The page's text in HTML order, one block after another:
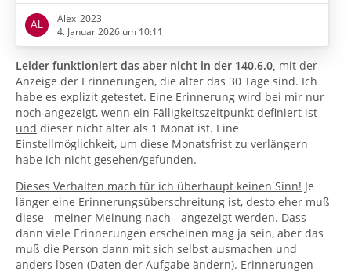
"calendar.alarms.showmissed" unter extras-
einstellungen-allgemein-Konfiguration bearbeiten...auf
„True“ setzen und alles funktioniert wieder., also
Erinnerungen die älter als 30 Tage sind , werden wieder
angezeigt………..
Alex_2023
4. Januar 2026 um 10:11
Leider funktioniert das aber nicht in der 140.6.0, mit der
Anzeige der Erinnerungen, die älter das 30 Tage sind. Ich
habe es explizit getestet. Eine Erinnerung wird bei mir nur
noch angezeigt, wenn ein Fälligkeitszeitpunkt definiert ist
und dieser nicht älter als 1 Monat ist. Eine
Einstellmöglichkeit, um diese Monatsfrist zu verlängern
habe ich nicht gesehen/gefunden.
Dieses Verhalten mach für ich überhaupt keinen Sinn! Je
länger eine Erinnerungsüberschreitung ist, desto eher muß
diese - meiner Meinung nach - angezeigt werden. Dass
dann viele Erinnerungen erscheinen mag ja sein, aber das
muß die Person dann mit sich selbst ausmachen und
anders lösen (Daten der Aufgabe ändern). Erinnerungen